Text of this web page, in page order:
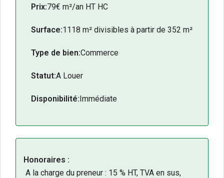
aménagements intérieurs en parfaite adéquation avec
son concept et son identité commerciale. Les parkings
des conditions de stationnement optimales pour la
commerciale de cette envergure.
Les + du bien :
Action, Basic Fit et autres enseignes nationales.
Cellules de 352 m² et 765 m² environ : flexibilité
Prix:79€ m²/an HT HC
Surface:1118 m² divisibles à partir de 352 m²
Type de bien:Commerce
Statut:A Louer
Disponibilité:Immédiate
Honoraires :
A la charge du preneur : 15 % HT, TVA en sus,